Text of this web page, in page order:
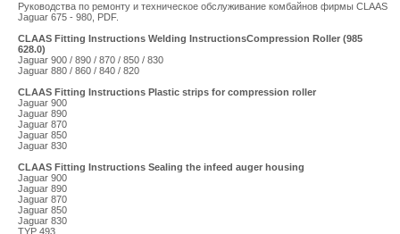
Руководства по ремонту и техническое обслуживание комбайнов фирмы CLAAS
Jaguar 675 - 980, PDF.
CLAAS Fitting Instructions Welding InstructionsCompression Roller (985
628.0)
Jaguar 900 / 890 / 870 / 850 / 830
Jaguar 880 / 860 / 840 / 820
CLAAS Fitting Instructions Plastic strips for compression roller
Jaguar 900
Jaguar 890
Jaguar 870
Jaguar 850
Jaguar 830
CLAAS Fitting Instructions Sealing the infeed auger housing
Jaguar 900
Jaguar 890
Jaguar 870
Jaguar 850
Jaguar 830
TYP 493